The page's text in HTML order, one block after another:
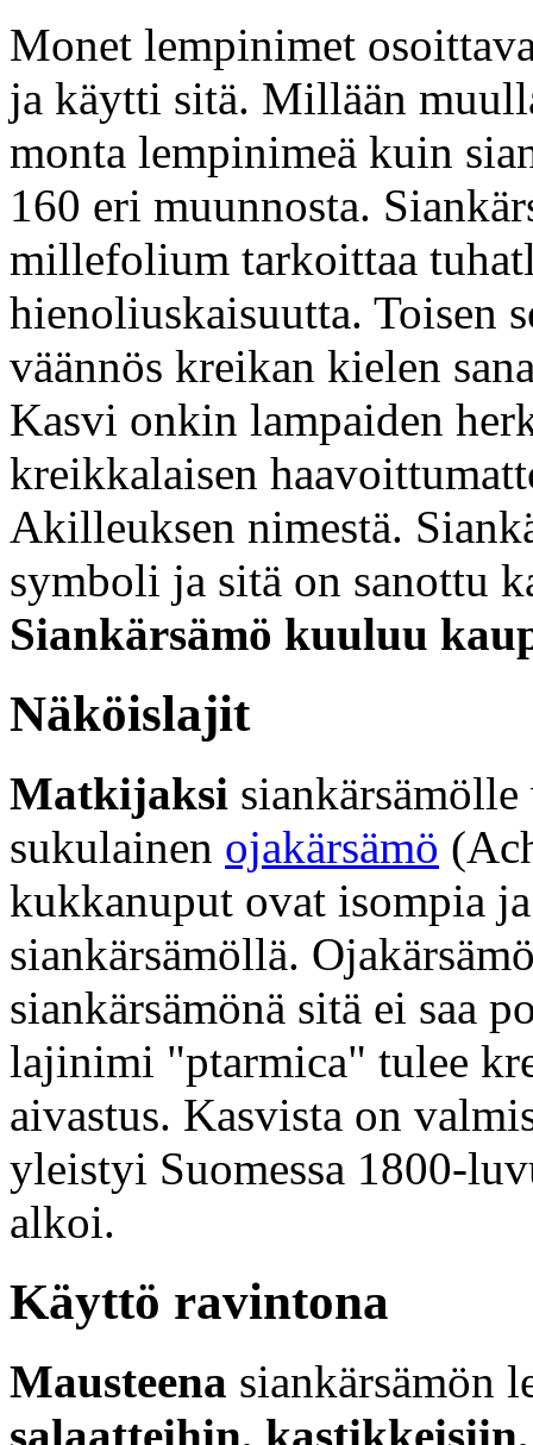
Monet lempinimet
ja käytti sitä. Millään
monta lempinimeä kuin
160 eri muunnosta.
millefolium tarkoittaa
hienoliuskaisuutta. Toisen
väännös kreikan kielen
Kasvi onkin lampaiden
kreikkalaisen
Akilleuksen nimestä.
symboli ja sitä on sanottu
Siankärsämö kuuluu
Näköislajit
Matkijaksi
sukulainen ojakärsämö
kukkanuput ovat isompia
siankärsämöllä.
siankärsämönä sitä ei saa
lajinimi "ptarmica" tulee
aivastus. Kasvista on
yleistyi Suomessa 1800-
alkoi.
Käyttö ravintona
Mausteena siankärsämön
salaatteihin,